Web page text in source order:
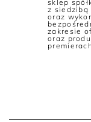
rączki, jak i pasek
Mini-torebki i
przyjęcia i
dekoracyjne
można określić
na laptopa
sklep
z siedzibą
oraz
zakresie
oraz